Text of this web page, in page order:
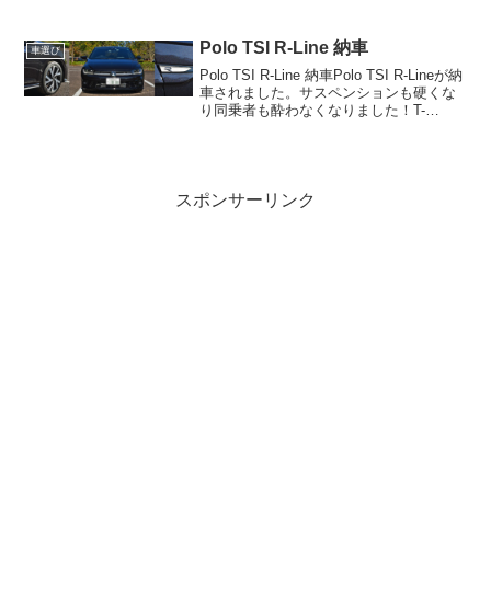
ローン返済額から逆算した「現実的な年
収ライン」を徹底シミュ...
車選び Polo TSI R-Line 納車
Polo TSI R-Line 納車Polo TSI R-Lineが納
車されました。サスペンションも硬くな
り同乗者も酔わなくなりました！T-
スポンサーリンク